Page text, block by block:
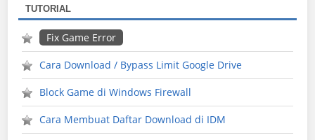
TUTORIAL
Fix Game Error
Cara Download / Bypass Limit Google Drive
Block Game di Windows Firewall
Cara Membuat Daftar Download di IDM